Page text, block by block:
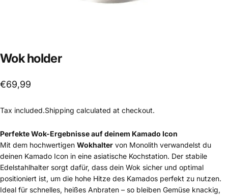
Wokholder
€69,99
Tax included.Shipping calculated at checkout.
Perfekte Wok-Ergebnisse auf deinem Kamado Icon
Mit dem hochwertigen Wokhalter von Monolith verwandelst du
deinen Kamado Icon in eine asiatische Kochstation. Der stabile
Edelstahlhalter sorgt dafür, dass dein Wok sicher und optimal
positioniert ist, um die hohe Hitze des Kamados perfekt zu nutzen.
Ideal für schnelles, heißes Anbraten – so bleiben Gemüse knackig,